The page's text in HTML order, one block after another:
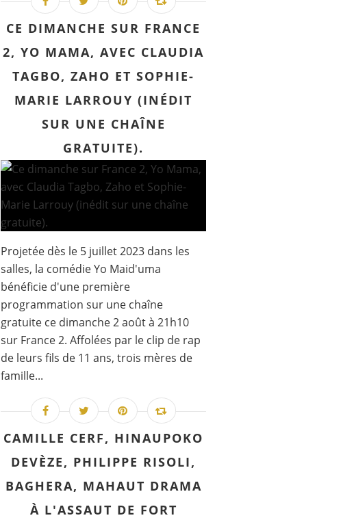
CE DIMANCHE SUR FRANCE
2, YO MAMA, AVEC CLAUDIA
TAGBO, ZAHO ET SOPHIE-
MARIE LARROUY (INÉDIT
SUR UNE CHAÎNE
GRATUITE).
Projetée dès le 5 juillet 2023 dans les
salles, la comédie Yo Maid'uma
bénéficie d'une première
programmation sur une chaîne
gratuite ce dimanche 2 août à 21h10
sur France 2. Affolées par le clip de rap
de leurs fils de 11 ans, trois mères de
famille...
CAMILLE CERF, HINAUPOKO
DEVÈZE, PHILIPPE RISOLI,
BAGHERA, MAHAUT DRAMA
À L'ASSAUT DE FORT